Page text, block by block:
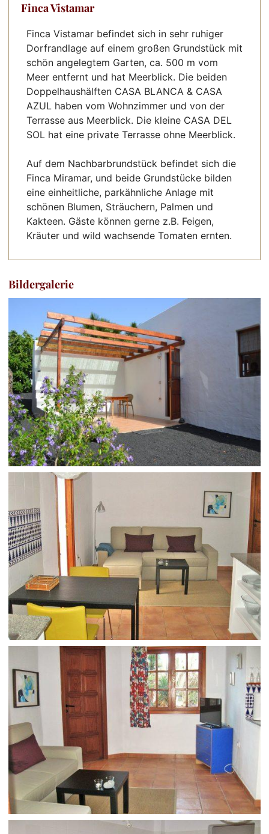
Finca Vistamar
Finca Vistamar befindet sich in sehr ruhiger
Dorfrandlage auf einem großen Grundstück mit
schön angelegtem Garten, ca. 500 m vom
Meer entfernt und hat Meerblick. Die beiden
Doppelhaushälften CASA BLANCA & CASA
AZUL haben vom Wohnzimmer und von der
Terrasse aus Meerblick. Die kleine CASA DEL
SOL hat eine private Terrasse ohne Meerblick.
Auf dem Nachbarbrundstück befindet sich die
Finca Miramar, und beide Grundstücke bilden
eine einheitliche, parkähnliche Anlage mit
schönen Blumen, Sträuchern, Palmen und
Kakteen. Gäste können gerne z.B. Feigen,
Kräuter und wild wachsende Tomaten ernten.
Bildergalerie